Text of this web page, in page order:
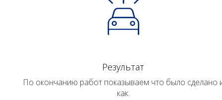
Результат
По окончанию работ показываем что было сделано
как.